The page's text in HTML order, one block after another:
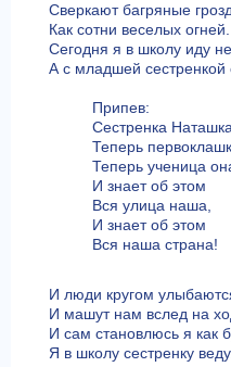
Сверкают багряные
Как сотни веселых огней.
Сегодня я в школу иду
А с младшей сестренкой
Припев:
Сестренка Наташка
Теперь
Теперь ученица
И знает об этом
Вся улица наша,
И знает об этом
Вся наша страна!
И люди кругом
И машут нам вслед на
И сам становлюсь я как
Я в школу сестренку веду.